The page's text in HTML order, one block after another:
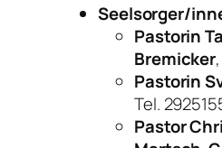
Seelsorger/
Pastorin
Bremicker
Pastorin
Tel.
Pastor